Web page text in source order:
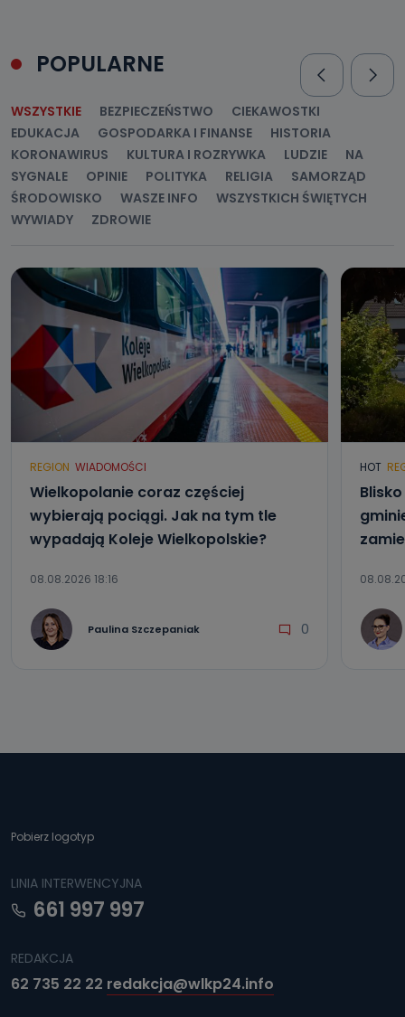
Do kiedy Państwa dane osobowe będą
przetwarzane na podstawie prawnie uzasadnionego celu
administratora – do momentu wniesienia sprzeciwu.
Jakie dane osobowe przetwarzamy?
Przetwarzane kategorie Państwa danych osobowych to
dane, które pochodzą bezpośrednio od Państwa (lub
szczególności: imię i nazwisko, adres e-mail, telefon
kontaktowy, adres korespondencyjny. Odbiorcą Pastwa
danych osobowych są pracownicy i współpracownicy
oraz partnerzy wspomagający administratora w jego
biznesowej działalności.
Jak skontaktować się z inspektorem
danych osobowych?
Można to zrobić pod numerem telefonu 62 735-51-05 lub
e-mailowo pod adresem: poczta@tvproart.pl
POPULARNE
WSZYSTKIE BEZPIECZEŃSTWO
CIEKAWOSTKI
EDUKACJA
GOSPODARKA I FINANSE
HISTORIA
KORONAWIRUS
KULTURA I ROZRYWKA LUDZIE
NA
SYGNALE
OPINIE POLITYKA RELIGIA
SAMORZĄD
ŚRODOWISKO
WASZE INFO
WSZYSTKICH ŚWIĘTYCH
WYWIADY
ZDROWIE
REGION WIADOMOŚCI
Wielkopolanie coraz częściej
wybierają pociągi. Jak na tym tle
wypadają Koleje Wielkopolskie?
08.08.2026 18:16
Paulina Szczepaniak 0
HOT
Pobierz logotyp
LINIA INTERWENCYJNA
661 997 997
REDAKCJA
62 735 22 22 redakcja@wlkp24.info